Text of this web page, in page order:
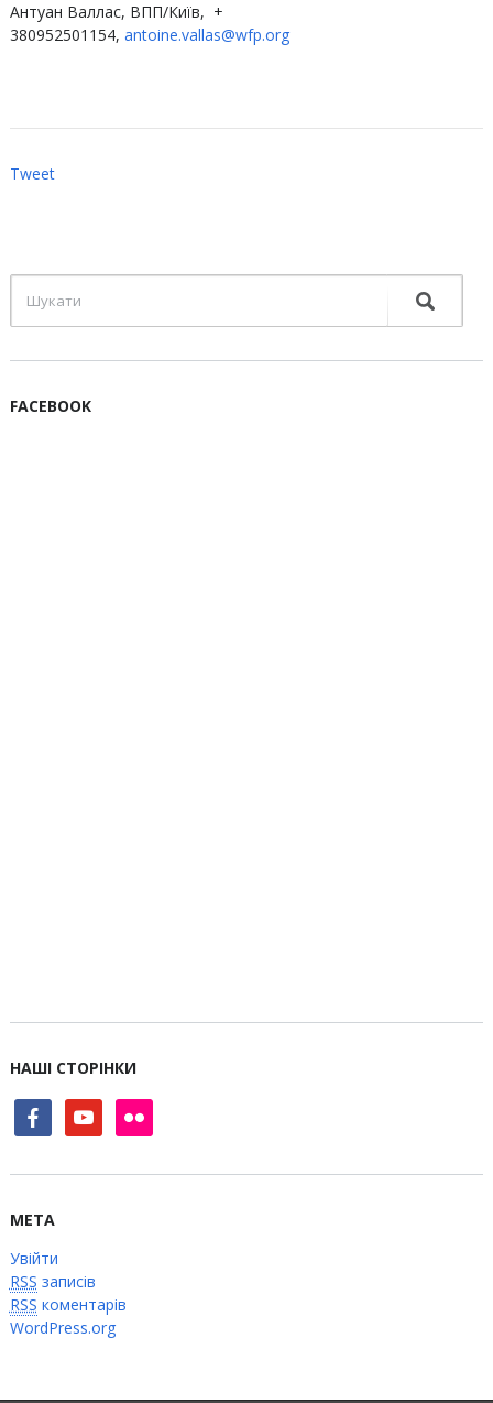
Антуан Валлас, ВПП/Київ, +
380952501154, antoine.vallas@wfp.org
Tweet
FACEBOOK
НАШІ СТОРІНКИ
facebookyoutube flickr
МЕТА
Увійти
RSS записів
RSS коментарів
WordPress.org